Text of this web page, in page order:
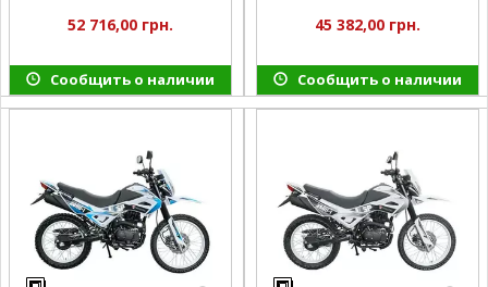
52 716,00 грн.
Сообщить о наличии
45 382,00 грн.
Сообщить о наличии